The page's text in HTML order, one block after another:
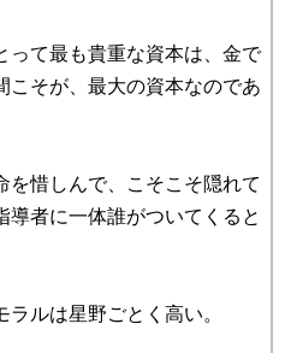
て最も貴重な資本は、金で
こそが、最大の資本なのであ
惜しんで、こそこそ隠れて
導者に一体誰がついてくると
ルは星野ごとく高い。